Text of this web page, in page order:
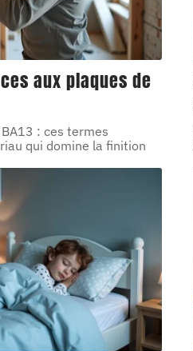
aux plaques de
: ces termes
qui domine la finition